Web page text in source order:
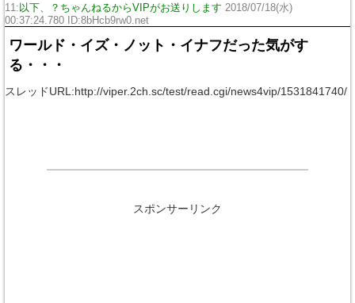
11: 以下、？ちゃんねるからVIPがお送りします 2018/07/18(水)
00:37:24.780 ID:8bHcb9rw0.net
ワールド・イズ・ノット・イナフだった気がす
る・・・
スレッドURL:http://viper.2ch.sc/test/read.cgi/news4vip/1531841740/
スポンサーリンク